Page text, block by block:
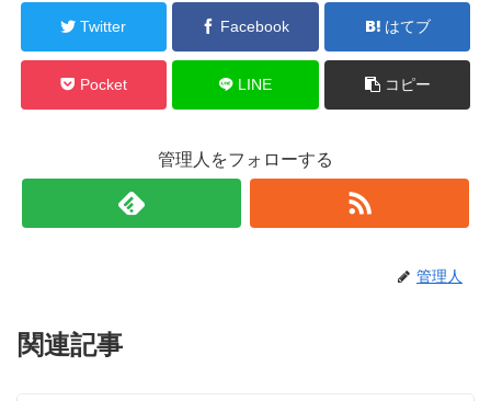
Twitter Facebook はてブ
Pocket LINE コピー
管理人をフォローする
管理人
関連記事